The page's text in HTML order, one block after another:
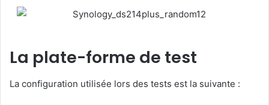
La plate-forme de test
La configuration utilisée lors des tests est la suivante :